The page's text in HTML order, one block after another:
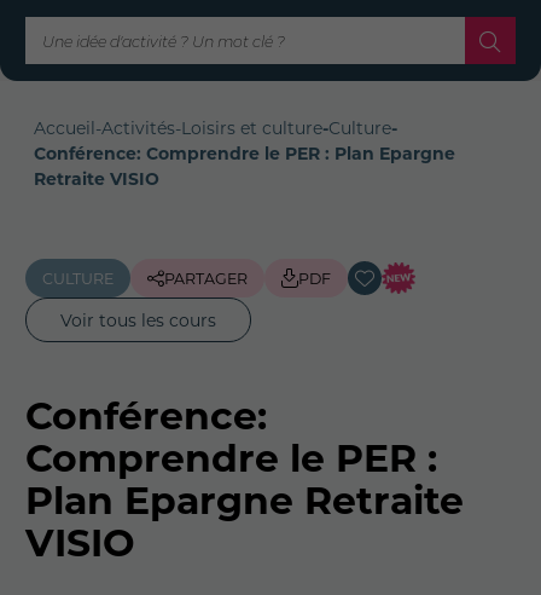
Accueil-Activités-Loisirs et culture-Culture-
Conférence: Comprendre le PER : Plan Epargne
Retraite VISIO
CULTURE PARTAGER PDF
Voir tous les cours
Conférence:
Comprendre le PER :
Plan Epargne Retraite
VISIO